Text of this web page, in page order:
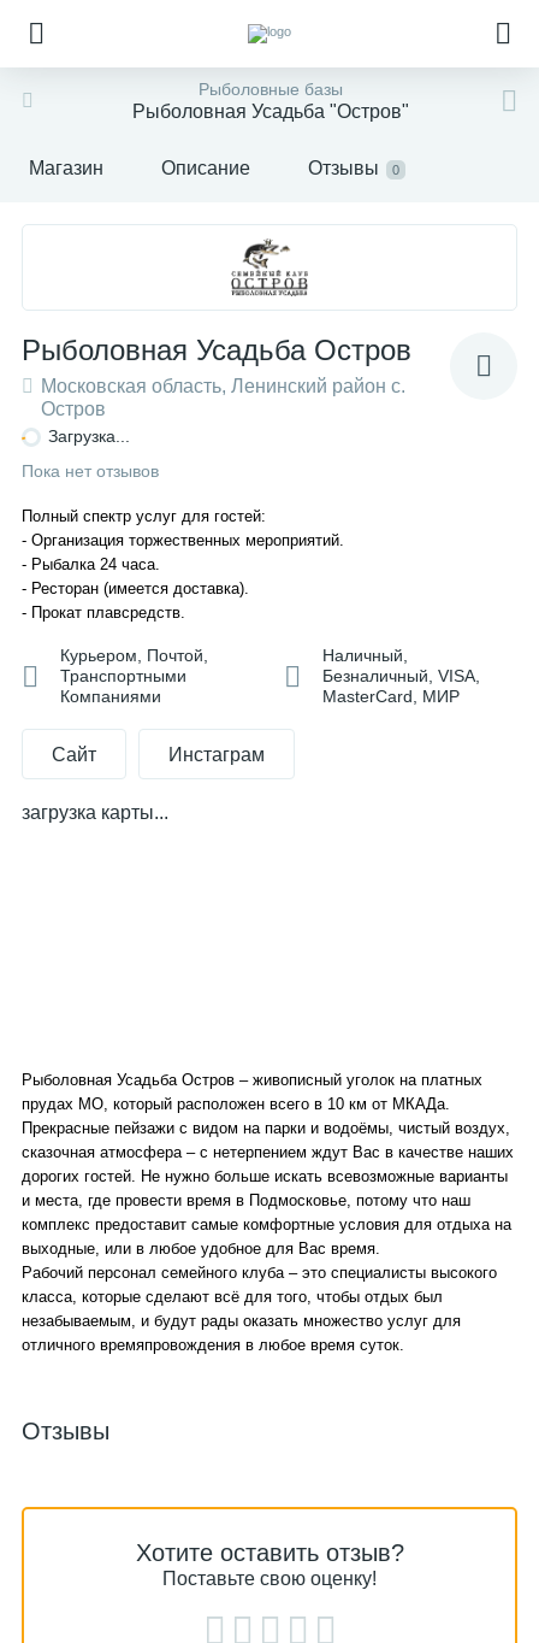
Рыболовные базы
Рыболовная Усадьба "Остров"
Магазин Описание Отзывы 0
Рыболовная Усадьба Остров
Московская область, Ленинский район с.
Остров
Загрузка...
Пока нет отзывов
Полный спектр услуг для гостей:
- Организация торжественных мероприятий.
- Рыбалка 24 часа.
- Ресторан (имеется доставка).
- Прокат плавсредств.
Курьером, Почтой,
Транспортными
Компаниями
Наличный,
Безналичный, VISA,
MasterCard, МИР
Сайт Инстаграм
загрузка карты...
Рыболовная Усадьба Остров – живописный уголок на платных
прудах МО, который расположен всего в 10 км от МКАДа.
Прекрасные пейзажи с видом на парки и водоёмы, чистый воздух,
сказочная атмосфера – с нетерпением ждут Вас в качестве наших
дорогих гостей. Не нужно больше искать всевозможные варианты
и места, где провести время в Подмосковье, потому что наш
комплекс предоставит самые комфортные условия для отдыха на
выходные, или в любое удобное для Вас время.
Рабочий персонал семейного клуба – это специалисты высокого
класса, которые сделают всё для того, чтобы отдых был
незабываемым, и будут рады оказать множество услуг для
отличного времяпровождения в любое время суток.
Отзывы
Хотите оставить отзыв?
Поставьте свою оценку!